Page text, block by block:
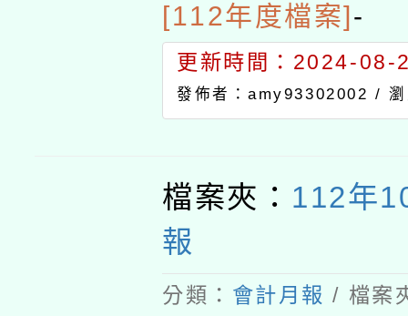
[112年度檔案]-
更新時間：2024-08-
發佈者：amy93302002 /
檔案夾： 112年
報
分類： 會計月報 / 檔案